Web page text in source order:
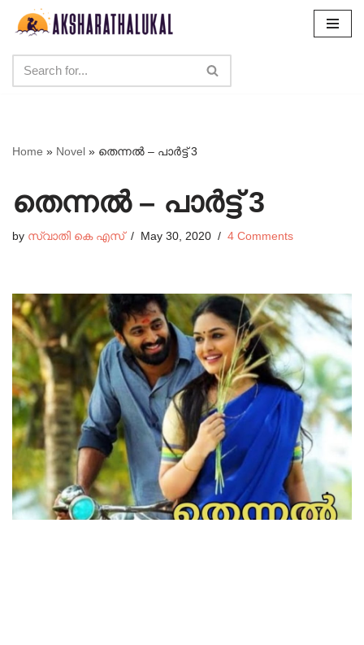
content
Home » Novel » തെന്നൽ – പാർട്ട് 3
തെന്നൽ – പാർട്ട് 3
by സ്വാതി കെ എസ് May 30, 2020 4 Comments